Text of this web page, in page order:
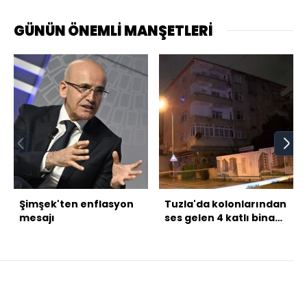
GÜNÜN ÖNEMLİ MANŞETLERİ
Şimşek'ten enflasyon
mesajı
Tuzla'da kolonlarından
ses gelen 4 katlı bina